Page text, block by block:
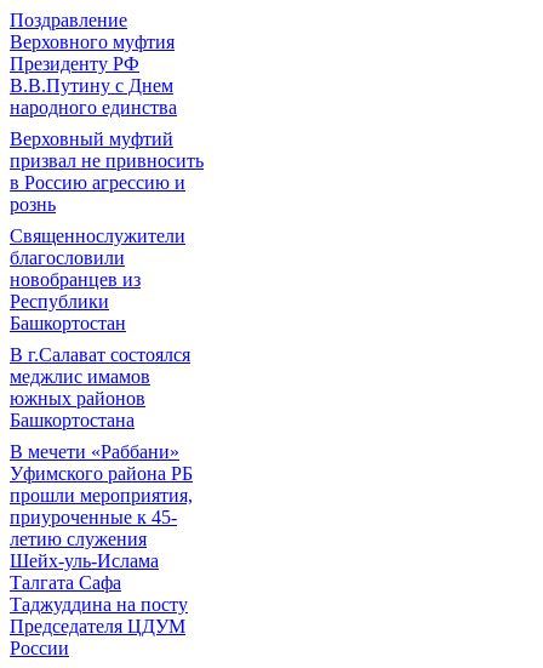
Поздравление
Верховного муфтия
Президенту РФ
В.В.Путину с Днем
народного единства
Верховный муфтий
призвал не привносить
в Россию агрессию и
рознь
Священнослужители
благословили
новобранцев из
Республики
Башкортостан
В г.Салават состоялся
меджлис имамов
южных районов
Башкортостана
В мечети «Раббани»
Уфимского района РБ
прошли мероприятия,
приуроченные к 45-
летию служения
Шейх-уль-Ислама
Талгата Сафа
Таджуддина на посту
Председателя ЦДУМ
России